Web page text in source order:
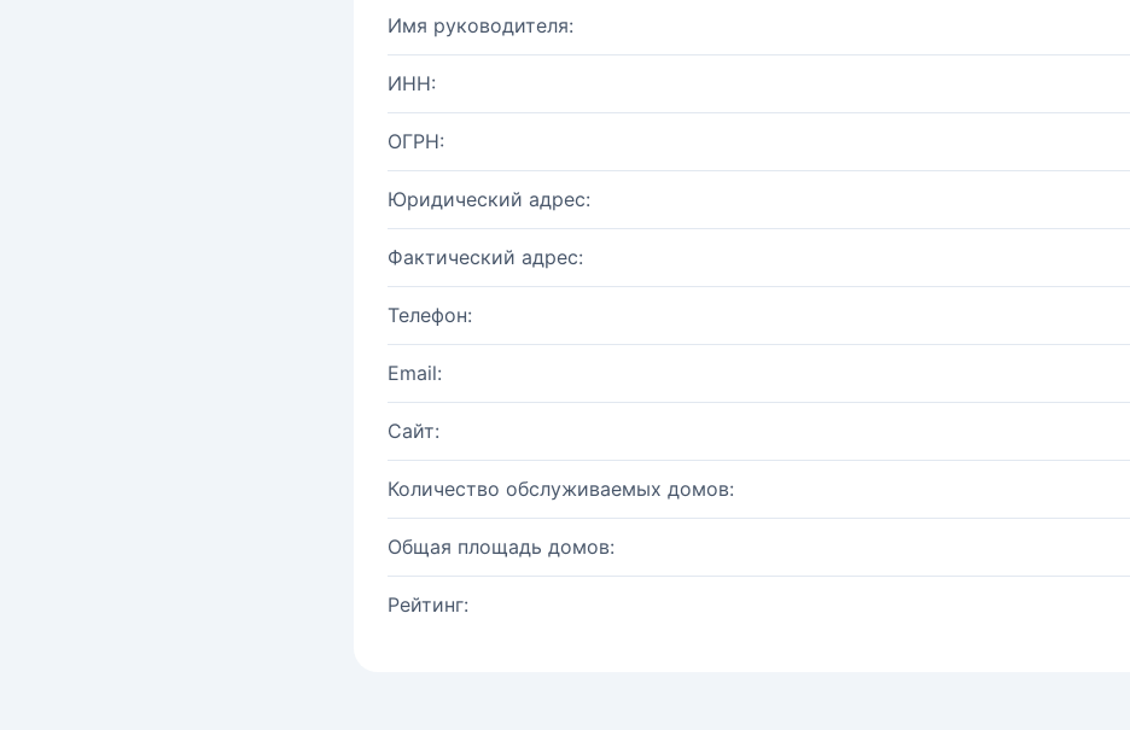
Имя руководителя:
ИНН:
ОГРН:
Юридический адрес:
Фактический адрес:
Телефон:
Email:
Сайт:
Количество обслуживаемых домов:
Общая площадь домов:
Рейтинг: